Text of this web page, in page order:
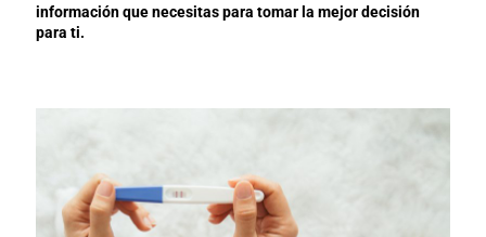
información que necesitas para tomar la mejor decisión
para ti.